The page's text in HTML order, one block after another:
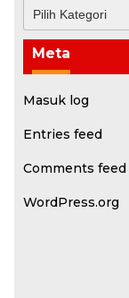
Meta
Masuk log
Entries feed
Comments feed
WordPress.org